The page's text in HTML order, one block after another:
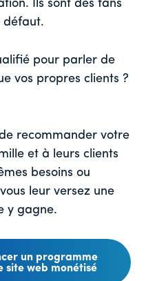
Ils sont des fans
défaut.
pour parler de
vos propres clients ?
recommander votre
et à leurs clients
besoins ou
leur versez une
y gagne.
un programme
web monétisé